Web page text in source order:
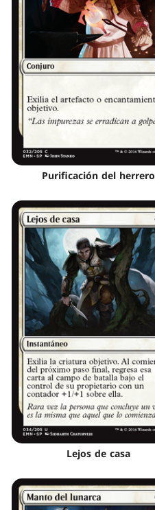
Purificación del herrero
Lejos de casa